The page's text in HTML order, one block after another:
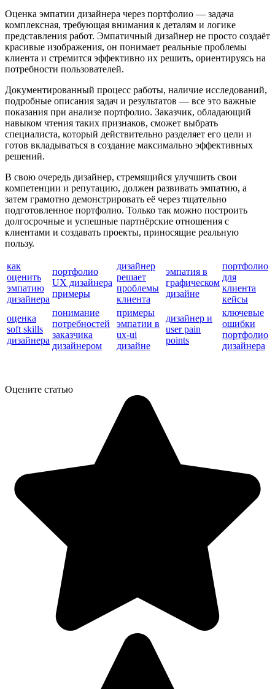
Оценка эмпатии дизайнера через портфолио — задача
комплексная, требующая внимания к деталям и логике
представления работ. Эмпатичный дизайнер не просто создаёт
красивые изображения, он понимает реальные проблемы
клиента и стремится эффективно их решить, ориентируясь на
потребности пользователей.
Документированный процесс работы, наличие исследований,
подробные описания задач и результатов — все это важные
показания при анализе портфолио. Заказчик, обладающий
навыком чтения таких признаков, сможет выбрать
специалиста, который действительно разделяет его цели и
готов вкладываться в создание максимально эффективных
решений.
В свою очередь дизайнер, стремящийся улучшить свои
компетенции и репутацию, должен развивать эмпатию, а
затем грамотно демонстрировать её через тщательно
подготовленное портфолио. Только так можно построить
долгосрочные и успешные партнёрские отношения с
клиентами и создавать проекты, приносящие реальную
пользу.
как
оценить
эмпатию
дизайнера
портфолио
UX дизайнера
примеры
дизайнер
решает
проблемы
клиента
эмпатия в
графическом
дизайне
портфолио
для
клиента
кейсы
оценка
soft skills
дизайнера
понимание
потребностей
заказчика
дизайнером
примеры
эмпатии в
ux-ui
дизайне
дизайнер и
user pain
points
ключевые
ошибки
портфолио
дизайнера
Оцените статью